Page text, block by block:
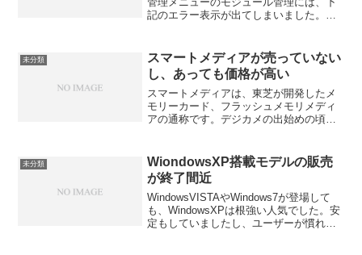
記のエラー表示が出てしまいました。
未分類
スマートメディアが売っていない
し、あっても価格が高い
スマートメディアは、東芝が開発したメ
モリーカード、フラッシュメモリメディ
アの通称です。デジカメの出始めの頃、
た。その後、富士フィルムのデジカメな
どでも使われていたと思い...
未分類
WiondowsXP搭載モデルの販売
が終了間近
WindowsVISTAやWindows7が登場して
も、WindowsXPは根強い人気でした。安
定もしていましたし、ユーザーが慣れて